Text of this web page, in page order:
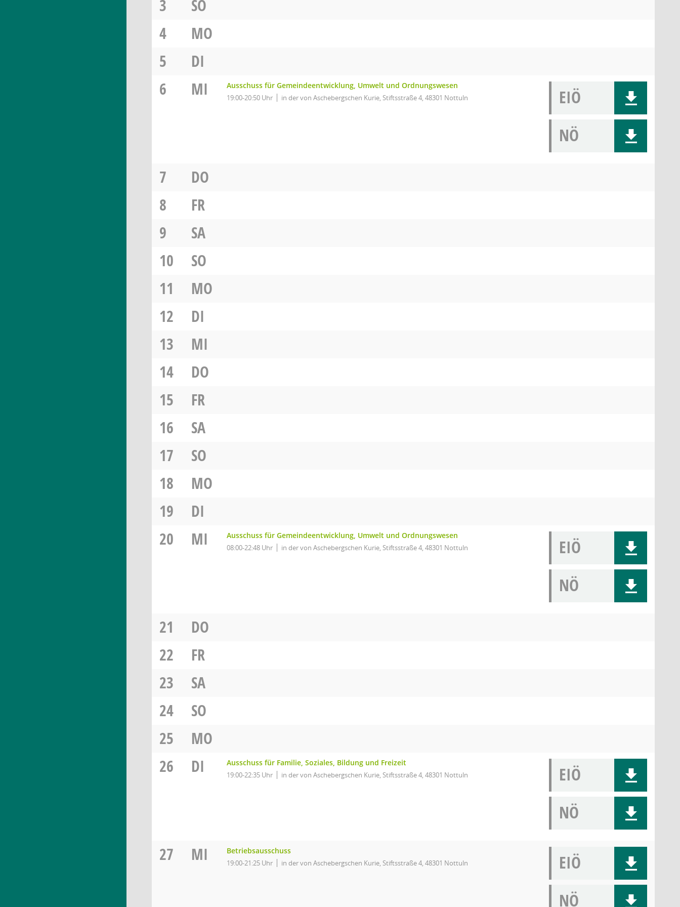
3
SO
4
MO
5
DI
6
MI Ausschuss für Gemeindeentwicklung, Umwelt und Ordnungswesen
19:00-20:50 Uhr in der von Aschebergschen Kurie, Stiftsstraße 4, 48301 Nottuln
EIÖ
NÖ
7
DO
8
FR
9
SA
10
SO
11
MO
12
DI
13
MI
14
DO
15
FR
16
SA
17
SO
18
MO
19
DI
20
MI Ausschuss für Gemeindeentwicklung, Umwelt und Ordnungswesen
08:00-22:48 Uhr in der von Aschebergschen Kurie, Stiftsstraße 4, 48301 Nottuln
EIÖ
NÖ
21
DO
22
FR
23
SA
24
SO
25
MO
26
DI Ausschuss für Familie, Soziales, Bildung und Freizeit
19:00-22:35 Uhr in der von Aschebergschen Kurie, Stiftsstraße 4, 48301 Nottuln
EIÖ
NÖ
27 MI Betriebsausschuss
19:00-21:25 Uhr in der von Aschebergschen Kurie, Stiftsstraße 4, 48301 Nottuln
EIÖ
NÖ